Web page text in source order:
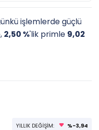
işlemlerde güçlü
2,50 %'lik primle 9,02
YILLIK DEĞİŞİM: %-3,94